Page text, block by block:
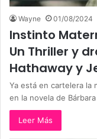
Wayne 01/08/2024
Instinto
Un Thriller y
Hathaway y
Ya está en cartelera la
en la novela de
Leer Más